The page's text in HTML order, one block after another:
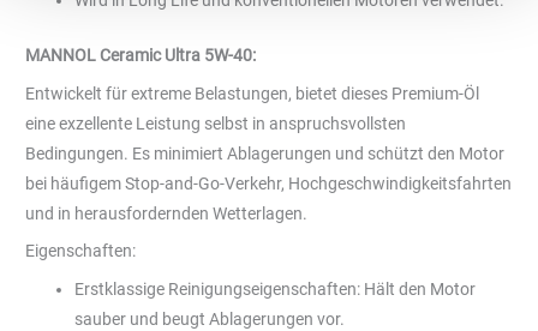
MANNOL Ceramic Ultra 5W-40:
Entwickelt für extreme Belastungen, bietet dieses Premium-Öl
eine exzellente Leistung selbst in anspruchsvollsten
Bedingungen. Es minimiert Ablagerungen und schützt den Motor
bei häufigem Stop-and-Go-Verkehr, Hochgeschwindigkeitsfahrten
und in herausfordernden Wetterlagen.
Eigenschaften:
Erstklassige Reinigungseigenschaften: Hält den Motor
sauber und beugt Ablagerungen vor.